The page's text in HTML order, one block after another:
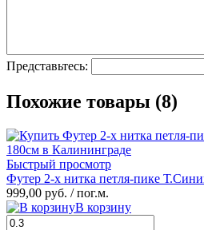
Представьтесь:
Похожие товары (8)
Быстрый просмотр
Футер 2-х нитка петля-пике
999,00 руб. / пог.м.
В корзину